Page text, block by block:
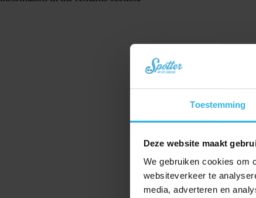
Toestemming
Deze website maakt
We gebruiken cookies om
websiteverkeer te
media, adverteren en
Service
Online Account (my.spottergps.com)
Android App (latest version)
iOS App (latest version)